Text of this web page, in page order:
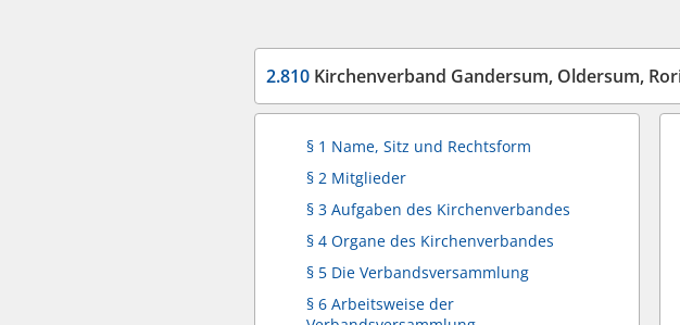
2.810 Kirchenverband Gandersum, Oldersum,
§ 1 Name, Sitz und Rechtsform
§ 2 Mitglieder
§ 3 Aufgaben des Kirchenverbandes
§ 4 Organe des Kirchenverbandes
§ 5 Die Verbandsversammlung
§ 6 Arbeitsweise der